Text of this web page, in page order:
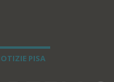
PISA